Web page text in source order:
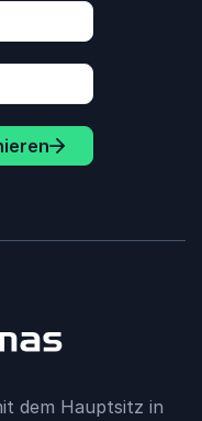
dem Hauptsitz in